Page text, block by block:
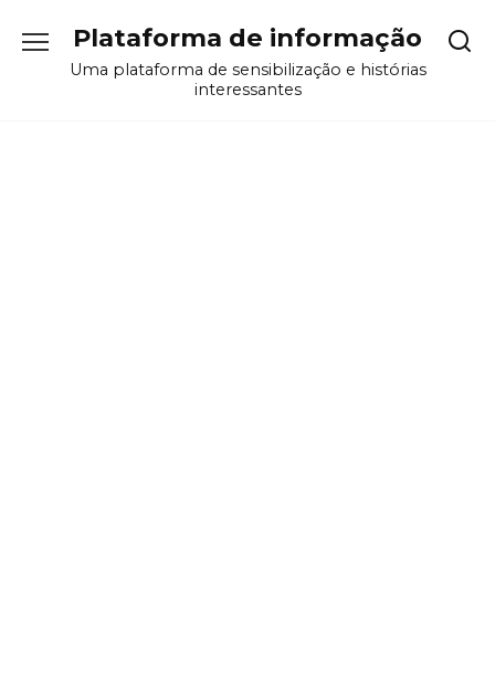
содержанию
Plataforma de informação
Uma plataforma de sensibilização e histórias
interessantes